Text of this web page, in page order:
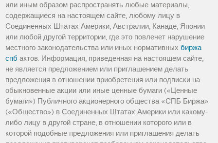
или иным образом распространять любые материалы,
содержащиеся на настоящем сайте, любому лицу в
Соединенных Штатах Америки, Австралии, Канаде, Японии
или любой другой территории, где это повлечет нарушение
местного законодательства или иных нормативныхбиржа
спб актов. Информация, приведенная на настоящем сайте,
не является предложением или приглашением делать
предложения в отношении приобретения или подписки на
обыкновенные акции или иные ценные бумаги («Ценные
бумаги») Публичного акционерного общества «СПБ Биржа»
(«Общество») в Соединенных Штатах Америки или какому-
либо лицу в другой стране, в отношении которого или в
которой подобные предложения или приглашения делать